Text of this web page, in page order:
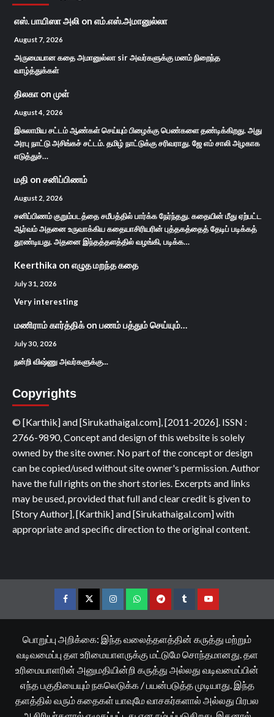
எஸ். பாயிஸா அலி on எம்.எஸ்.அமானுல்லா
August 7, 2026
அருமையான கதை அமானுல்லா sir அவர்களுக்கு மனம் நிறைந்த
வாழ்த்துக்கள்
திலகா on முள்
August 4, 2026
இசுலாமிய சட்டம் ஆண்கள் செய்யும் பிழைக்கு பெண்களை தண்டிக்கிறது. அது
அரபு நாட்டு அசிங்கச் சட்டம். தமிழ் நாட்டுக்கு சரிவராது. ஜே எம் சாலி அழகாக
எடுத்துச்…
மதி on சனிப்பிணம்
August 2, 2026
சனிப்பிணம் குறும்படத்தை சமீபத்தில் பார்க்க நேர்ந்தது. கதையின் மீது ஏற்பட்ட
ஆர்வம் அதனை உருவாக்கிய கதையாசிரியரின் புத்தகத்தைத் தேடிப் படிக்கத்
தூண்டியது. அதனை இந்தத்தளத்தில் வழங்கி, படிக்க…
Keerthika on எழுத மறந்த கதை
July 31, 2026
Very interesting
மணிராம் கார்த்திக்on பணம் பத்தும் செய்யும்…
July 30, 2026
நன்றி விஷ்ணு அவர்களுக்கு...
Copyrights
© [Karthik] and [Sirukathaigal.com], [2011-2026]. ISSN :
2766-9890, Concept and design of this website is solely
owned by the site owner. No part of the concept or design
can be copied/used without site owner's permission. Author
have the full rights on the short stories. Excerpts and links
may be used, provided that full and clear credit is given to
[Story Author], [Karthik] and [Sirukathaigal.com] with
appropriate and specific direction to the original content.
FacebookTwitterInstagramWhatsappTelegramTumblrYouTube
பொறுப்பு அறிக்கை: இந்த வலைத்தளத்தின் கருத்து மற்றும்
வடிவமைப்பு தள உரிமையாளருக்கு மட்டுமே சொந்தமானது. தள
உரிமையாளரின் அனுமதியின்றி கருத்து அல்லது வடிவமைப்பின்
எந்த பகுதியையும் நகலெடுக்க / பயன்படுத்த முடியாது. இந்த
தளத்தில் வரும் கதைகள் யாவுமே வாசகர்களால் அல்லது பிரபல